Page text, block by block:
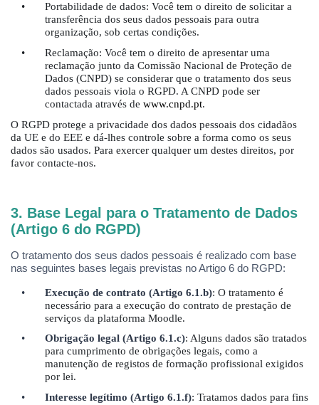
•
Portabilidade de dados: Você tem o direito de solicitar a
transferência dos seus dados pessoais para outra
organização, sob certas condições.
•
Reclamação: Você tem o direito de apresentar uma
reclamação junto da Comissão Nacional de Proteção de
Dados (CNPD) se considerar que o tratamento dos seus
dados pessoais viola o RGPD. A CNPD pode ser
contactada através de www.cnpd.pt.
O RGPD protege a privacidade dos dados pessoais dos cidadãos
da UE e do EEE e dá-lhes controle sobre a forma como os seus
dados são usados. Para exercer qualquer um destes direitos, por
favor contacte-nos.
3. Base Legal para o Tratamento de Dados
(Artigo 6 do RGPD)
O tratamento dos seus dados pessoais é realizado com base
nas seguintes bases legais previstas no Artigo 6 do RGPD:
• Execução de contrato (Artigo 6.1.b): O tratamento é
necessário para a execução do contrato de prestação de
serviços da plataforma Moodle.
•
Obrigação legal (Artigo 6.1.c): Alguns dados são tratados
para cumprimento de obrigações legais, como a
manutenção de registos de formação profissional exigidos
por lei.
•
Interesse legítimo (Artigo 6.1.f): Tratamos dados para fins